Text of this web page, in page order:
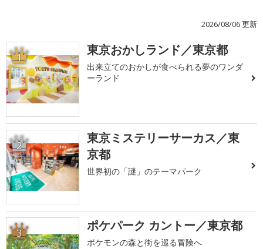
2026/08/06 更新
1 東京おかしランド／東京都
出来立てのおかしが食べられる夢のワンダ
ーランド
2
東京ミステリーサーカス／東
京都
世界初の「謎」のテーマパーク
3 ポケパーク カントー／東京都
ポケモンの森と街を巡る冒険へ